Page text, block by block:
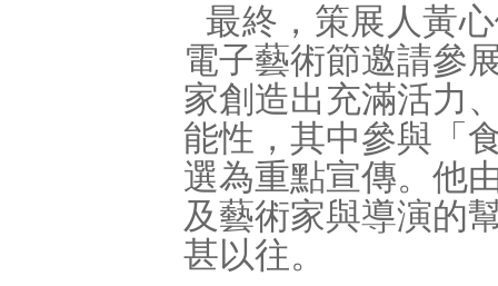
最終，策展人黃
電子藝術節邀請參
家創造出充滿活力
能性，其中參與「
選為重點宣傳。他
及藝術家與導演的
甚以往。